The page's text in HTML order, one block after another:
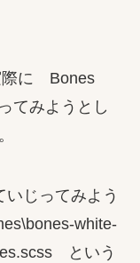
際に Bones
てみようとし
いじってみよう
white-
という